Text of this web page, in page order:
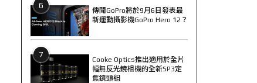
6
傳聞GoPro將於9月6日發表最
新運動攝影機GoPro Hero 12？
7
Cooke Optics推出適用於全片
幅無反光鏡相機的全新SP3定
焦鏡頭組